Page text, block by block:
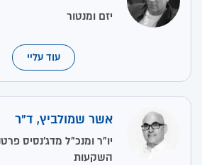
יזם ומנטור
עוד עליי
אשר שמולביץ, ד"ר
יו"ר ומנכ"ל מדג'נסיס
השקעות